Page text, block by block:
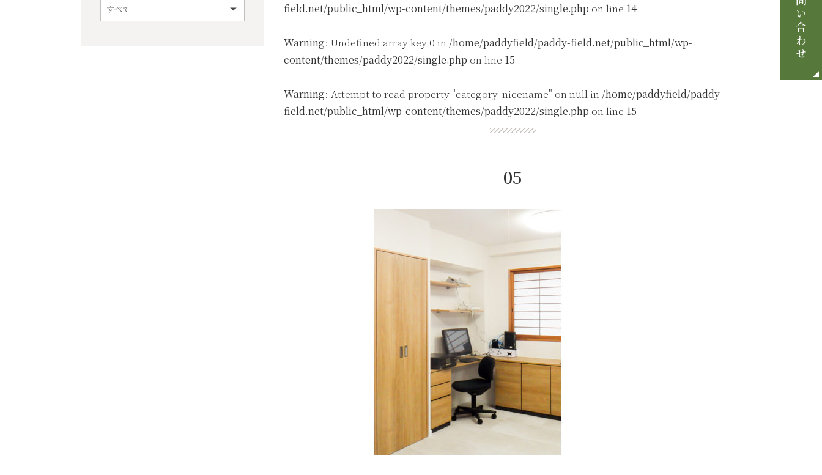
お問い合わせ
field.net/public_html/wp-content/themes/paddy2022/single.php on line 14
Warning: Undefined array key 0 in /home/paddyfield/paddy-field.net/public_html/wp-
content/themes/paddy2022/single.php on line 15
Warning: Attempt to read property "category_nicename" on null in /home/paddyfield/paddy-
field.net/public_html/wp-content/themes/paddy2022/single.php on line 15
05